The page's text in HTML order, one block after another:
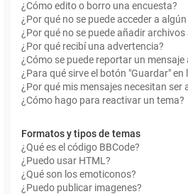
¿Cómo edito o borro una encuesta?
¿Por qué no se puede acceder a
¿Por qué no se puede añadir
¿Por qué recibí una advertencia?
¿Cómo se puede reportar un
¿Para qué sirve el botón "Guardar"
¿Por qué mis mensajes necesitan ser
¿Cómo hago para reactivar un tema?
Formatos y tipos de temas
¿Qué es el código BBCode?
¿Puedo usar HTML?
¿Qué son los emoticonos?
¿Puedo publicar imagenes?